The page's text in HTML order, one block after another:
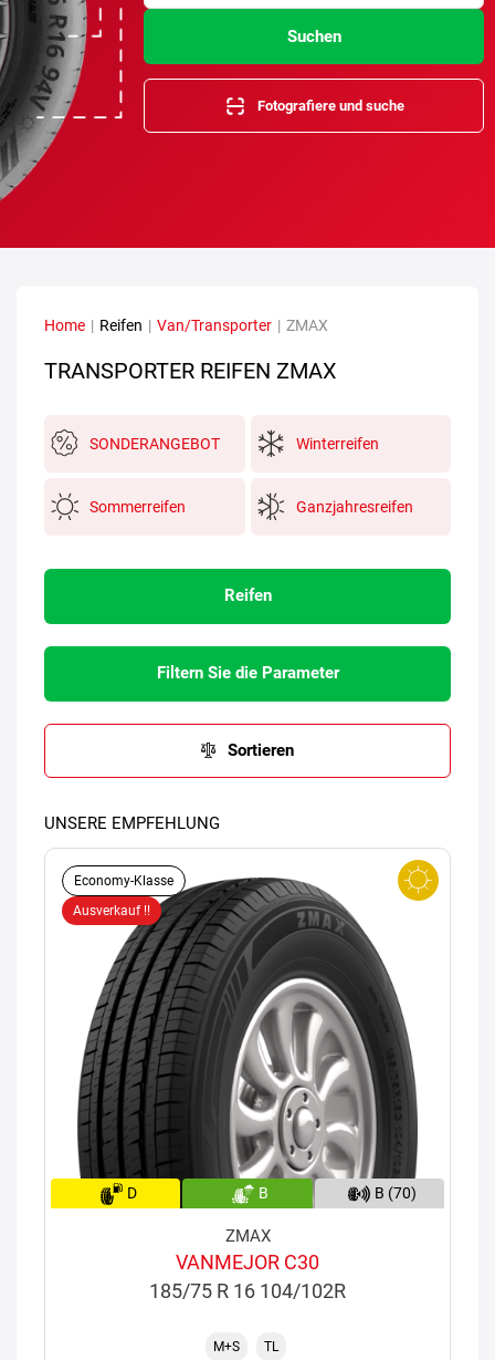
Suchen
Fotografiere und suche
Home | Reifen | Van/Transporter | ZMAX
TRANSPORTER REIFEN ZMAX
SONDERANGEBOT Winterreifen
Sommerreifen Ganzjahresreifen
Reifen
Filtern Sie die Parameter
Sortieren
UNSERE EMPFEHLUNG
Economy-Klasse
Ausverkauf !!
D B B (70)
ZMAX
VANMEJOR C30
185/75 R 16 104/102R
M+S TL